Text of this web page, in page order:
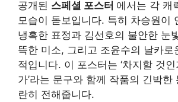
공개된 스페셜 포스터 에서는 각 캐
모습이 돋보입니다. 특히 차승원이
냉혹한 표정과 김선호의 불안한 눈
뜩한 미소, 그리고 조윤수의 날카로
적입니다. 이 포스터는 ‘차지할 것
가’라는 문구와 함께 작품의 긴박한
란히 전해줍니다.